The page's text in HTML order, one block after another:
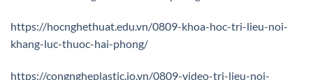
https://hocnghethuat.edu.vn/0809-khoa-hoc-tri-lieu-noi-
khang-luc-thuoc-hai-phong/
https://congngheplastic.io.vn/0809-video-tri-lieu-noi-